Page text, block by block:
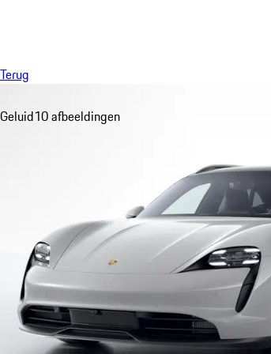
Terug
Geluid10 afbeeldingen